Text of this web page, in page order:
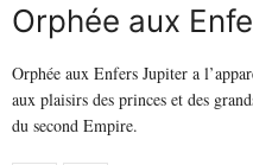
Orphée aux
Orphée aux Enfers Jupiter a
aux plaisirs des princes et des
du second Empire.